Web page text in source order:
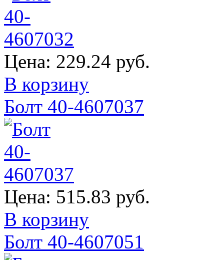
Цена: 229.24 руб.
В корзину
Болт 40-4607037
Цена: 515.83 руб.
В корзину
Болт 40-4607051